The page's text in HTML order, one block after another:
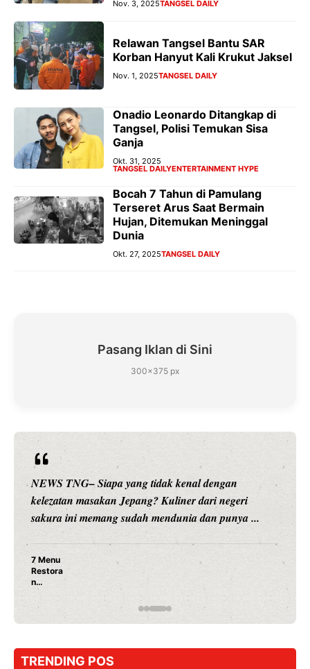
Nov. 3, 2025TANGSEL DAILY
Relawan Tangsel Bantu SAR
Korban Hanyut Kali Krukut Jaksel
Nov. 1, 2025TANGSEL DAILY
Onadio Leonardo Ditangkap di
Tangsel, Polisi Temukan Sisa
Ganja
Okt. 31, 2025
TANGSEL DAILYENTERTAINMENT HYPE
Bocah 7 Tahun di Pamulang
Terseret Arus Saat Bermain
Hujan, Ditemukan Meninggal
Dunia
Okt. 27, 2025TANGSEL DAILY
Pasang Iklan di Sini
300×375 px
NEWS TNG– Siapa sangka, dua nama besar di dunia
hiburan, Nunung Srimulat dan Vicky Prasetyo, kini
merambah dunia kuliner dengan ...
Nunung Srimulat & Vicky Prasetyo Buka Restoran
Rahasia Mami Bikin Nagih!
TRENDING POS